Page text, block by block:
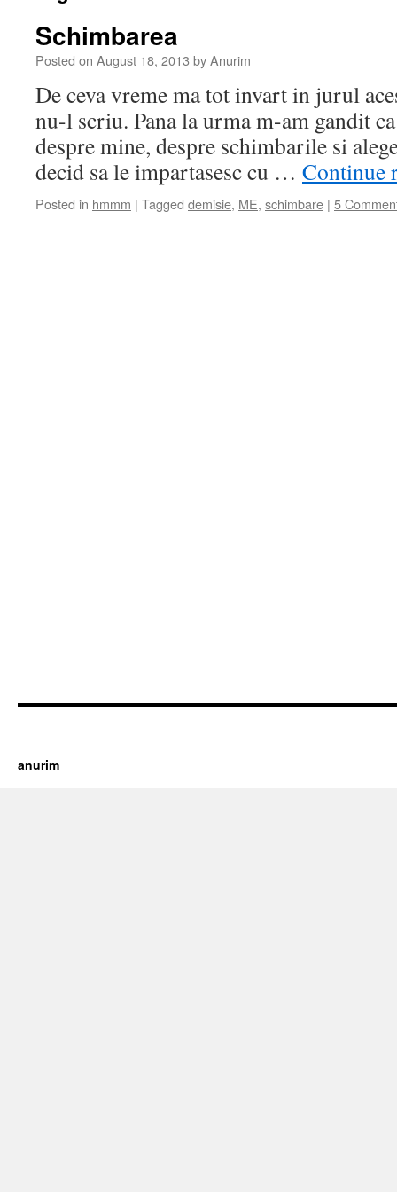
Schimbarea
Posted on August 18, 2013 byAnurim
De ceva vreme ma tot invart in jurul
nu-l scriu. Pana la urma m-am gandit
despre mine, despre schimbarile si
decid sa le impartasesc cu … Continue
Posted in hmmm | Tagged demisie, ME, schimbare | 5
anurim